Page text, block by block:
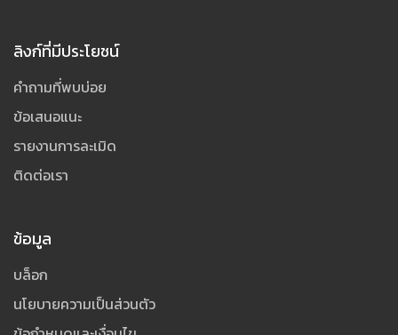
ลิงก์ที่มีประโยชน์
คำถามที่พบบ่อย
ข้อเสนอแนะ
รายงานการละเมิด
ติดต่อเรา
ข้อมูล
บล็อก
นโยบายความเป็นส่วนตัว